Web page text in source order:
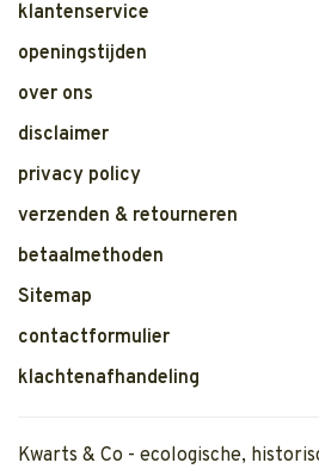
klantenservice
openingstijden
over ons
disclaimer
privacy policy
verzenden & retourneren
betaalmethoden
Sitemap
contactformulier
klachtenafhandeling
Kwarts & Co - ecologische,